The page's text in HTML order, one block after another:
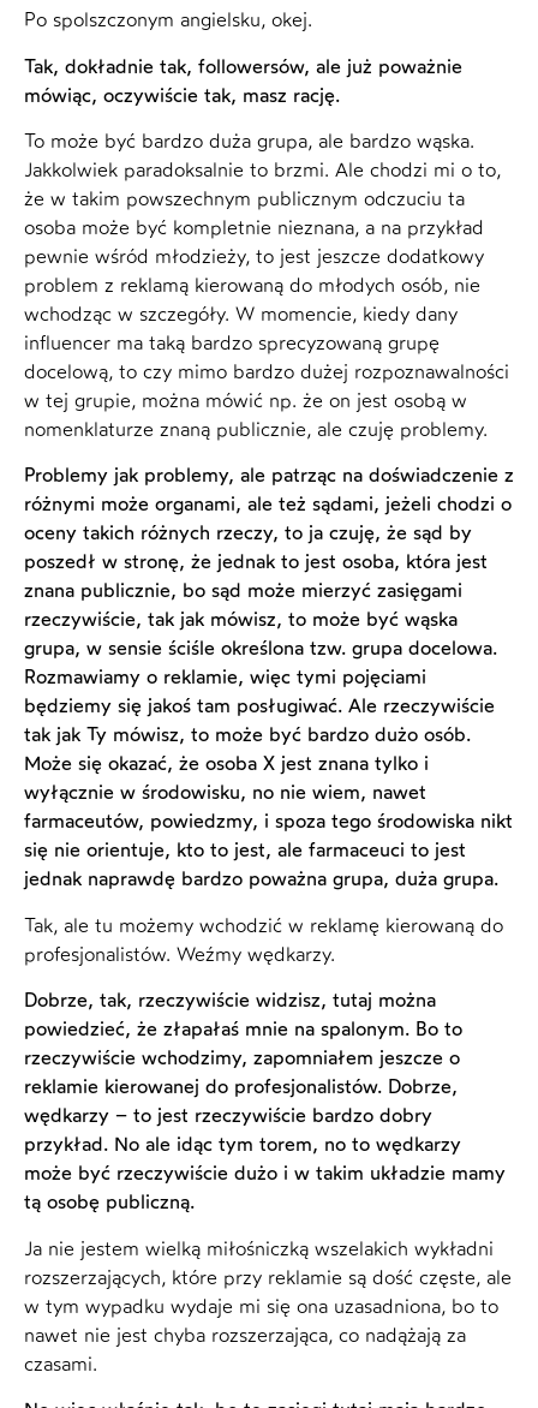
Po spolszczonym angielsku, okej.
Tak, dokładnie tak, followersów, ale już poważnie
mówiąc, oczywiście tak, masz rację.
To może być bardzo duża grupa, ale bardzo wąska.
Jakkolwiek paradoksalnie to brzmi. Ale chodzi mi o to,
że w takim powszechnym publicznym odczuciu ta
osoba może być kompletnie nieznana, a na przykład
pewnie wśród młodzieży, to jest jeszcze dodatkowy
problem z reklamą kierowaną do młodych osób, nie
wchodząc w szczegóły. W momencie, kiedy dany
influencer ma taką bardzo sprecyzowaną grupę
docelową, to czy mimo bardzo dużej rozpoznawalności
w tej grupie, można mówić np. że on jest osobą w
nomenklaturze znaną publicznie, ale czuję problemy.
Problemy jak problemy, ale patrząc na doświadczenie z
różnymi może organami, ale też sądami, jeżeli chodzi o
oceny takich różnych rzeczy, to ja czuję, że sąd by
poszedł w stronę, że jednak to jest osoba, która jest
znana publicznie, bo sąd może mierzyć zasięgami
rzeczywiście, tak jak mówisz, to może być wąska
grupa, w sensie ściśle określona tzw. grupa docelowa.
Rozmawiamy o reklamie, więc tymi pojęciami
będziemy się jakoś tam posługiwać. Ale rzeczywiście
tak jak Ty mówisz, to może być bardzo dużo osób.
Może się okazać, że osoba X jest znana tylko i
wyłącznie w środowisku, no nie wiem, nawet
farmaceutów, powiedzmy, i spoza tego środowiska nikt
się nie orientuje, kto to jest, ale farmaceuci to jest
jednak naprawdę bardzo poważna grupa, duża grupa.
Tak, ale tu możemy wchodzić w reklamę kierowaną do
profesjonalistów. Weźmy wędkarzy.
Dobrze, tak, rzeczywiście widzisz, tutaj można
powiedzieć, że złapałaś mnie na spalonym. Bo to
rzeczywiście wchodzimy, zapomniałem jeszcze o
reklamie kierowanej do profesjonalistów. Dobrze,
wędkarzy – to jest rzeczywiście bardzo dobry
przykład. No ale idąc tym torem, no to wędkarzy
może być rzeczywiście dużo i w takim układzie mamy
tą osobę publiczną.
Ja nie jestem wielką miłośniczką wszelakich wykładni
rozszerzających, które przy reklamie są dość częste, ale
w tym wypadku wydaje mi się ona uzasadniona, bo to
nawet nie jest chyba rozszerzająca, co nadążają za
czasami.